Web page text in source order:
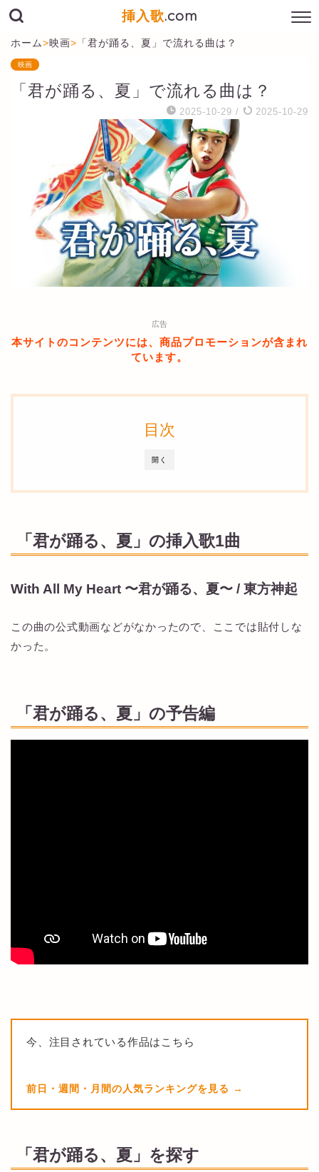
挿入歌.com
ホーム>映画> 「君が踊る、夏」で流れる曲は？
映画
「君が踊る、夏」で流れる曲は？
2025-10-29 / 2025-10-29
広告
本サイトのコンテンツには、商品プロモーションが含まれ
ています。
開く
目次
「君が踊る、夏」の挿入歌1曲
With All My Heart 〜君が踊る、夏〜 / 東方神起
この曲の公式動画などがなかったので、ここでは貼付しな
かった。
「君が踊る、夏」の予告編
今、注目されている作品はこちら
前日・週間・月間の人気ランキングを見る
「君が踊る、夏」を探す